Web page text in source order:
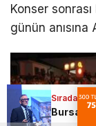
Konser
günün anısına
Sıradaki